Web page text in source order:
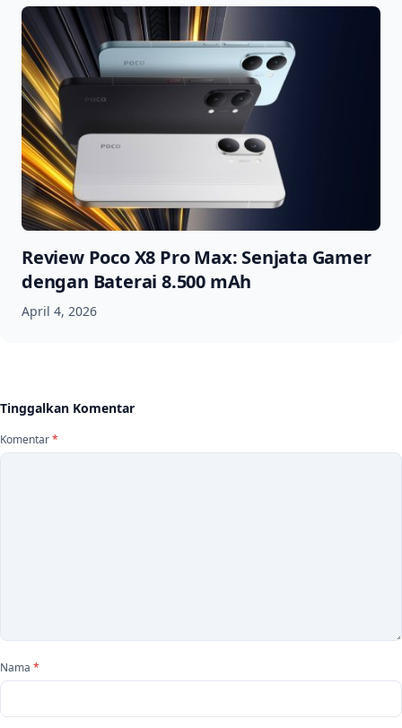
Review Poco X8 Pro Max: Senjata Gamer
dengan Baterai 8.500 mAh
April 4, 2026
Tinggalkan Komentar
Komentar*
Nama *